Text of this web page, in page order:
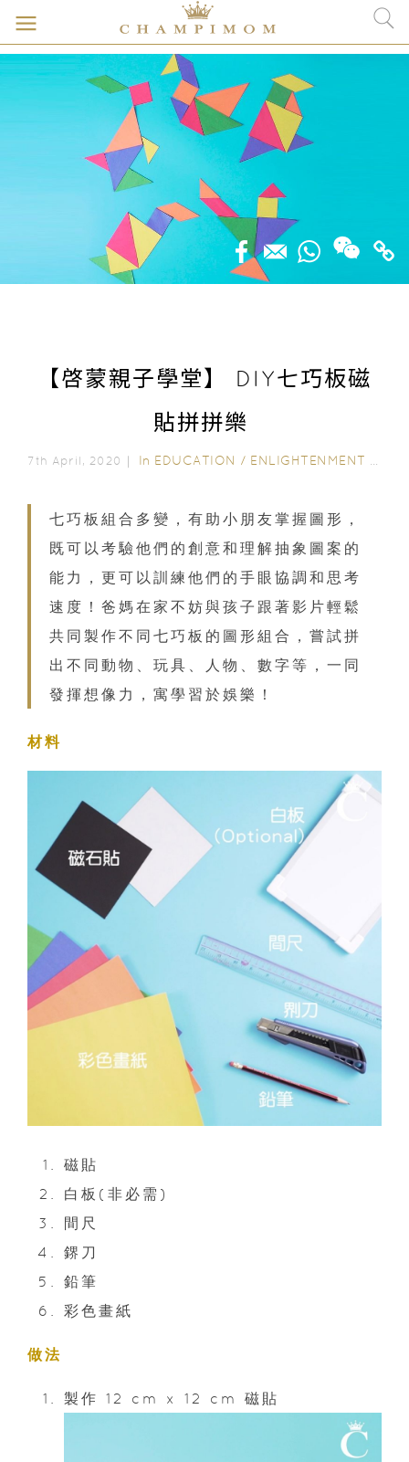
【啓蒙親子學堂】 DIY七巧板磁
貼拼拼樂
7th April, 2020｜ In EDUCATION / ENLIGHTENMENT CORNER
七巧板組合多變，有助小朋友掌握圖形，
既可以考驗他們的創意和理解抽象圖案的
能力，更可以訓練他們的手眼協調和思考
速度！爸媽在家不妨與孩子跟著影片輕鬆
共同製作不同七巧板的圖形組合，嘗試拼
出不同動物、玩具、人物、數字等，一同
發揮想像力，寓學習於娛樂！
材料
磁貼
白板(非必需)
間尺
鎅刀
鉛筆
彩色畫紙
做法
製作 12 cm x 12 cm 磁貼